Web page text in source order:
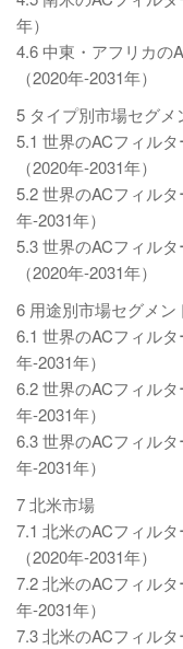
年）
4.6 中東・アフリカの
（2020年-2031年）
5 タイプ別市場セグメ
5.1 世界のACフィル
（2020年-2031年）
5.2 世界のACフィル
年-2031年）
5.3 世界のACフィル
（2020年-2031年）
6 用途別市場セグメン
6.1 世界のACフィル
年-2031年）
6.2 世界のACフィル
年-2031年）
6.3 世界のACフィル
年-2031年）
7 北米市場
7.1 北米のACフィル
（2020年-2031年）
7.2 北米のACフィル
年-2031年）
7.3 北米のACフィル